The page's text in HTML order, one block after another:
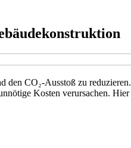
den CO₂-Ausstoß zu
Kosten verursachen.